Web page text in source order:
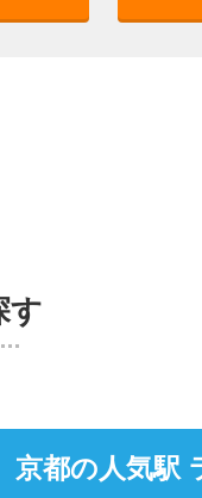
す
京都の人気駅